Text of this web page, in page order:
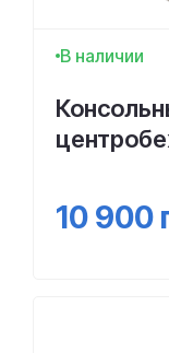
В наличии
10 900